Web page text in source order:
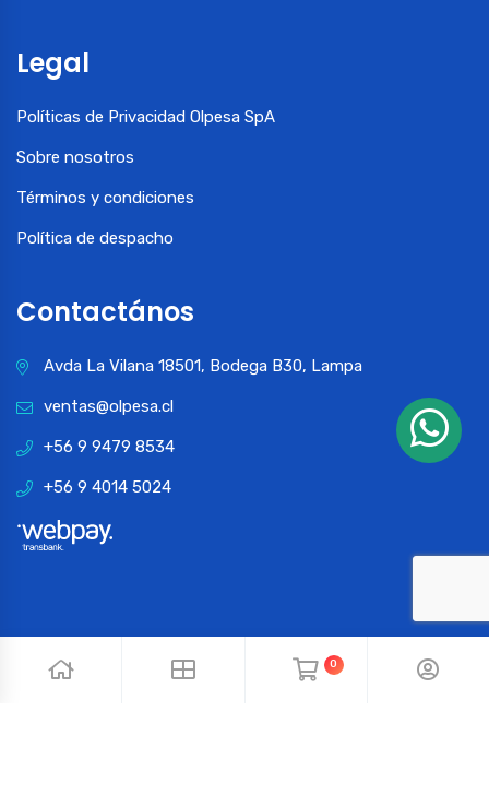
Legal
Políticas de Privacidad Olpesa SpA
Sobre nosotros
Términos y condiciones
Política de despacho
Contactános
Avda La Vilana 18501, Bodega B30, Lampa
ventas@olpesa.cl
+56 9 9479 8534
+56 9 4014 5024
0